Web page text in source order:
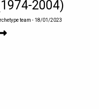
2004)
team - 18/01/2023